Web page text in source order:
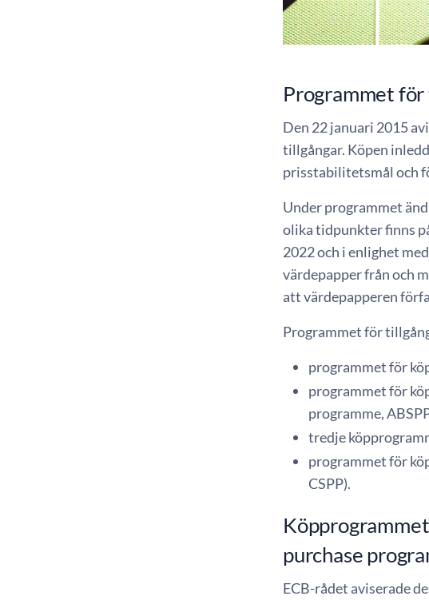
Programmet för
Den 22 januari 2015
tillgångar. Köpen
prisstabilitetsmål och
Under programmet
olika tidpunkter finns
2022 och i enlighet
värdepapper från och
att värdepapperen
Programmet för
programmet för
programmet för
programme,
tredje
programmet för
CSPP).
purchase
ECB-rådet aviserade